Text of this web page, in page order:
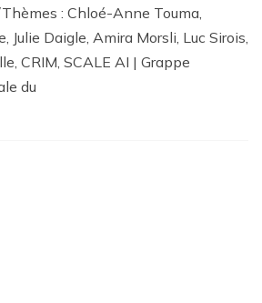
: Chloé-Anne Touma,
Julie Daigle, Amira Morsli, Luc Sirois,
CRIM, SCALE AI | Grappe
du